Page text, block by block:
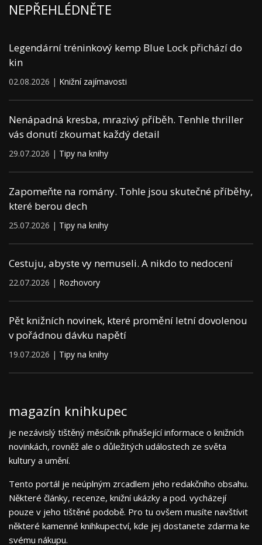
NEPŘEHLÉDNĚTE
Legendární tréninkový kemp Blue Lock přichází do
kin
02.08.2026 | Knižní zajímavosti
Nenápadná kresba, mrazivý příběh. Tenhle thriller
vás donutí zkoumat každý detail
29.07.2026 | Tipy na knihy
Zapomeňte na romány. Tohle jsou skutečné příběhy,
které berou dech
25.07.2026 | Tipy na knihy
Cestuju, abyste vy nemuseli. A nikdo to nedocení
22.07.2026 | Rozhovory
Pět knižních novinek, které promění letní dovolenou
v pořádnou dávku napětí
19.07.2026 | Tipy na knihy
magazín knihkupec
je nezávislý tištěný měsíčník přinášející informace o knižních
novinkách, rovněž ale o důležitých událostech ze světa
kultury a umění.
Tento portál je neúplným zrcadlem jeho redakčního obsahu.
Některé články, recenze, knižní ukázky a pod. vycházejí
pouze v jeho tištěné podobě. Pro tu ovšem musíte navštívit
některé kamenné knihkupectví, kde jej dostanete zdarma ke
svému nákupu.